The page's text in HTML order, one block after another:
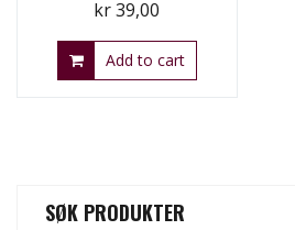
kr39,00
Add to cart
SØK PRODUKTER